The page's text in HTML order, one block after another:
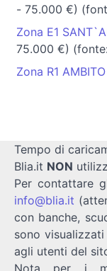
- 75.000 €)
Zona E1
75.000 €) (fonte:
Zona R1
Tempo di
Blia.it NON
Per contattare
info@blia.it
con banche,
sono
agli utenti del
Nota per i